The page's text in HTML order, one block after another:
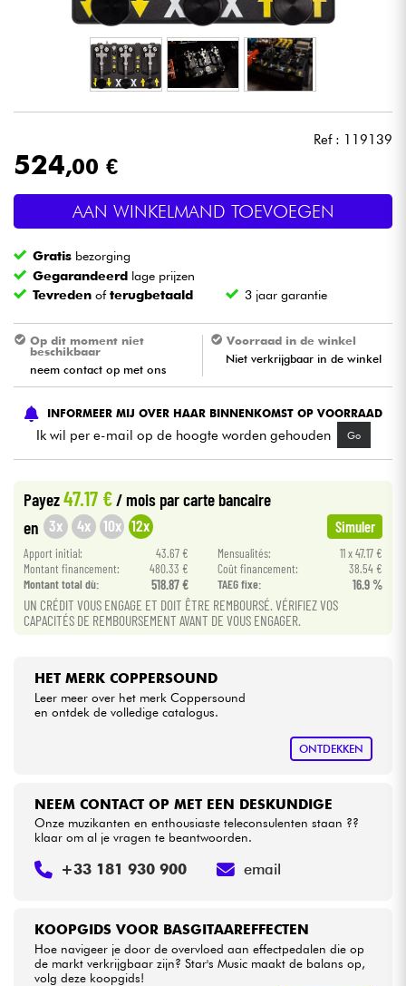
Microfoon
Licht
Blaasinstrument
Viool & Quatuor
Kinderen
Kabels & toebehoren
Sets
Bekijk onze merken
Ref : 119139
524,00 €
AAN WINKELMAND TOEVOEGEN
Gratis bezorging
Gegarandeerd lage prijzen
Tevreden ofterugbetaald 3 jaar garantie
Op dit moment niet
beschikbaar
neem contact op met ons
Voorraad in de winkel
Niet verkrijgbaar in de winkel
INFORMEER MIJ OVER HAAR BINNENKOMST OP VOORRAAD
Ik wil per e-mail op de hoogte worden gehouden Go
Payez47.17 € / mois par carte bancaire
en 3x 4x 10x 12x Simuler
Apport initial: 43.67 € Mensualités:
11 x 47.17 €
Montant financement:
480.33 € Coût financement:
38.54 €
Montant total dù:
518.87 € TAEG fixe: 16.9 %
UN CRÉDIT VOUS ENGAGE ET DOIT ÊTRE REMBOURSÉ. VÉRIFIEZ VOS
CAPACITÉS DE REMBOURSEMENT AVANT DE VOUS ENGAGER.
HET MERK COPPERSOUND
Leer meer over het merk Coppersound
en ontdek de volledige catalogus.
ONTDEKKEN
KOOPGIDS VOOR BASGITAAREFFECTEN
Hoe navigeer je door de overvloed aan effectpedalen die op
de markt verkrijgbaar zijn? Star's Music maakt de balans op,
volg deze koopgids!
NEEM CONTACT OP MET EEN DESKUNDIGE
Onze muzikanten en enthousiaste teleconsulenten staan ??
klaar om al je vragen te beantwoorden.
+33 181 930 900 email